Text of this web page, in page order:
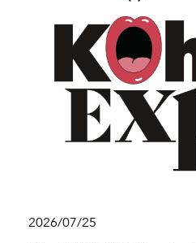
2026/07/25